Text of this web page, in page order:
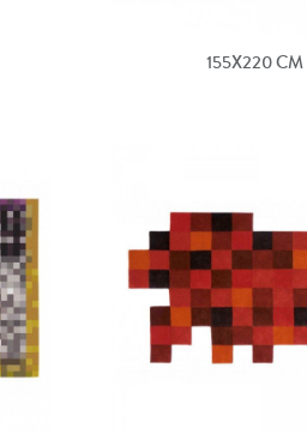
155X220 CM